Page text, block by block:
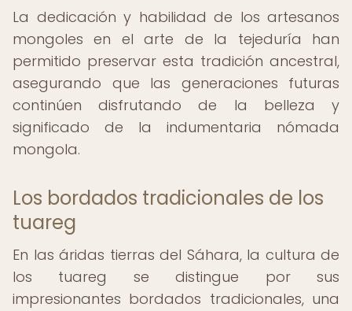
La dedicación y habilidad de los artesanos
mongoles en el arte de la tejeduría han
permitido preservar esta tradición ancestral,
asegurando que las generaciones futuras
continúen disfrutando de la belleza y
significado de la indumentaria nómada
mongola.
Los bordados tradicionales de los
tuareg
En las áridas tierras del Sáhara, la cultura de
los tuareg se distingue por sus
impresionantes bordados tradicionales, una